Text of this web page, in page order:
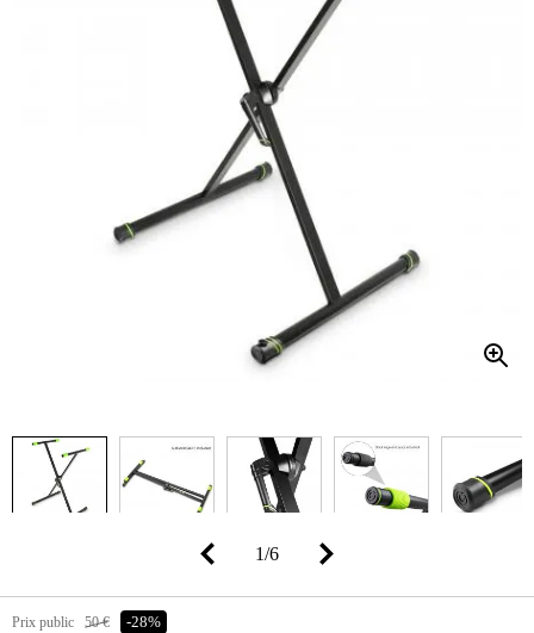
1/6
Prix public 50 € -28%